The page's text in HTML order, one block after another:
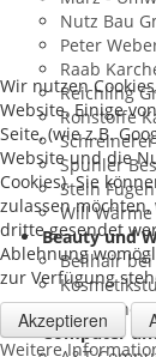
Nutz Bau
Peter
Raab
Reichling
Rohstoffe
Spuhler
Stein
Will
Beauty und
Bellhair bei
Salon
Computer
Wir nutzen
Website. Einige
Seite, (wie z.B.
Website und die
Cookies). Sie
zulassen
dritte gesendet
Ablehnung
zur Verfügung
Akzeptieren
Weitere